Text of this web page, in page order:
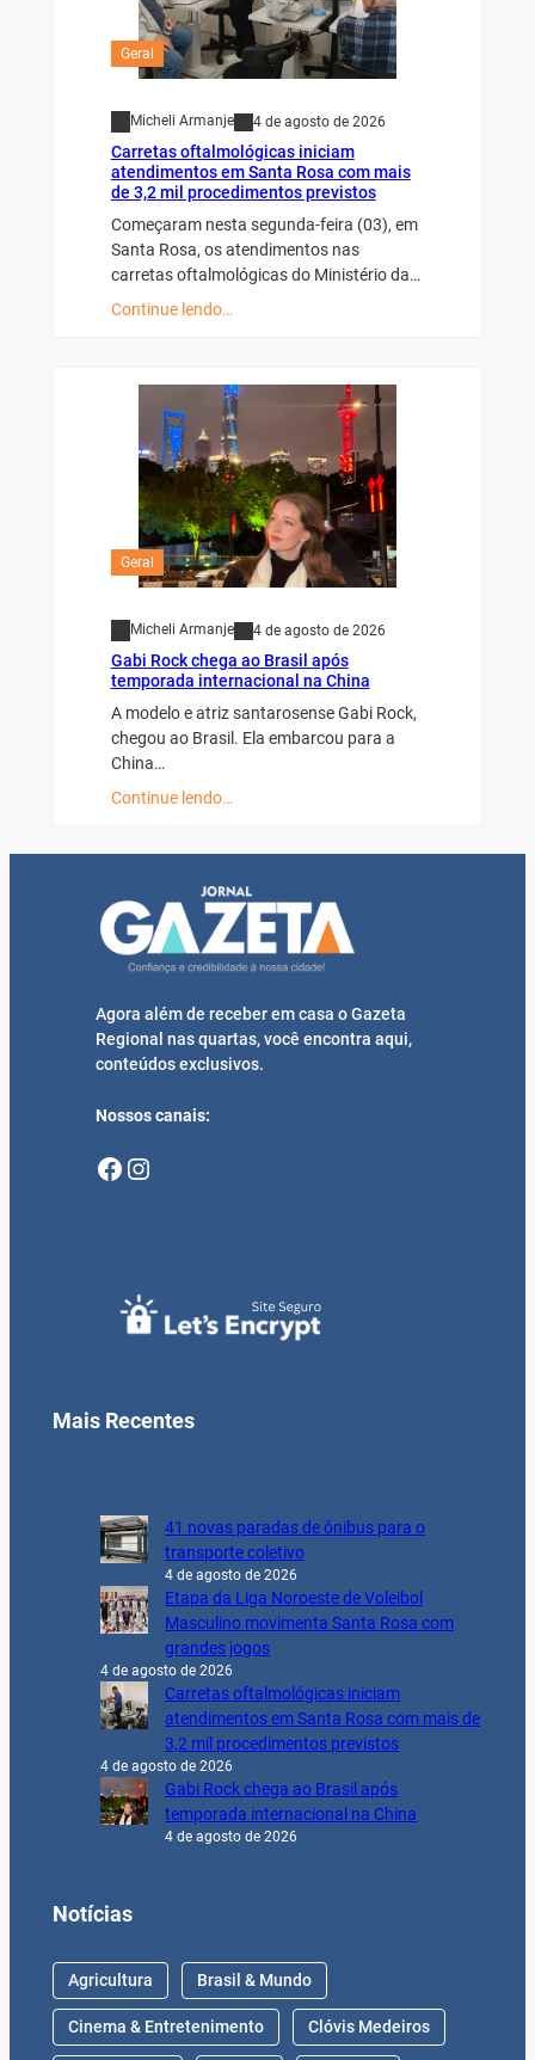
Geral
Micheli Armanje 4 de agosto de 2026
Carretas oftalmológicas iniciam
atendimentos em Santa Rosa com mais
de 3,2 mil procedimentos previstos
Começaram nesta segunda-feira (03), em
Santa Rosa, os atendimentos nas
carretas oftalmológicas do Ministério da…
Continue lendo…
Geral
Micheli Armanje 4 de agosto de 2026
Gabi Rock chega ao Brasil após
temporada internacional na China
A modelo e atriz santarosense Gabi Rock,
chegou ao Brasil. Ela embarcou para a
China…
Continue lendo…
Agora além de receber em casa o Gazeta
Regional nas quartas, você encontra aqui,
conteúdos exclusivos.
Nossos canais:
Facebook Instagram
Mais Recentes
41 novas paradas de ônibus para o
transporte coletivo
4 de agosto de 2026
Etapa da Liga Noroeste de Voleibol
Masculino movimenta Santa Rosa com
grandes jogos
4 de agosto de 2026
Carretas oftalmológicas iniciam
atendimentos em Santa Rosa com mais de
3,2 mil procedimentos previstos
4 de agosto de 2026
Gabi Rock chega ao Brasil após
temporada internacional na China
4 de agosto de 2026
Notícias
Agricultura Brasil & Mundo
Cinema & Entretenimento Clóvis Medeiros